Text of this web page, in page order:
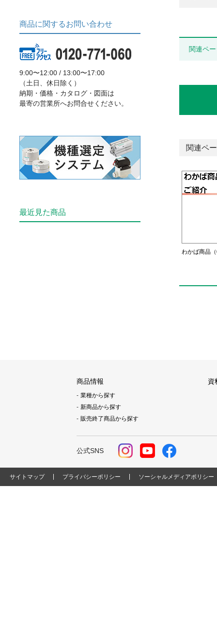
関連ペ
関連ペ
わかば商品
商品に関するお問い合わせ
9:00〜12:00 / 13:00〜17:00
（土日、休日除く）
納期・価格・カタログ・図面は
最寄の営業所へお問合せください。
最近見た商品
商品情報
業種から探す
新商品から探す
販売終了商品から探す
資
公式SNS
サイトマップ プライバシーポリシー ソーシャルメディアポリシー